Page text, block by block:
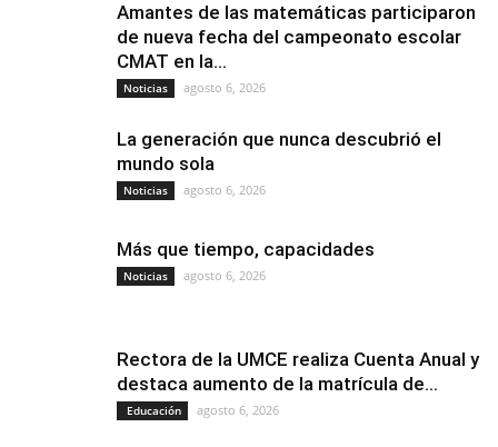
Amantes de las matemáticas participaron
de nueva fecha del campeonato escolar
CMAT en la...
Noticias agosto 6, 2026
La generación que nunca descubrió el
mundo sola
Noticias agosto 6, 2026
Más que tiempo, capacidades
Noticias agosto 6, 2026
Rectora de la UMCE realiza Cuenta Anual y
destaca aumento de la matrícula de...
Educación agosto 6, 2026